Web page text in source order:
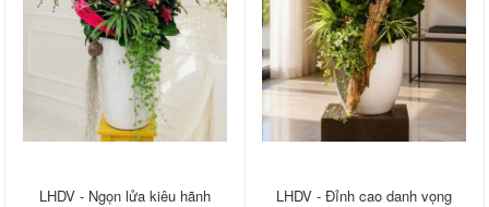
LHDV - Ngọn lửa kiêu hãnh LHDV - Đỉnh cao danh vọng